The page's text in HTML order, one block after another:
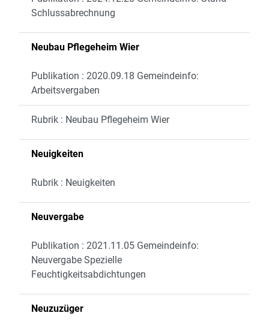
Schlussabrechnung
Neubau Pflegeheim Wier
Publikation : 2020.09.18 Gemeindeinfo:
Arbeitsvergaben
Rubrik : Neubau Pflegeheim Wier
Neuigkeiten
Rubrik : Neuigkeiten
Neuvergabe
Publikation : 2021.11.05 Gemeindeinfo:
Neuvergabe Spezielle
Feuchtigkeitsabdichtungen
Neuzuzüger